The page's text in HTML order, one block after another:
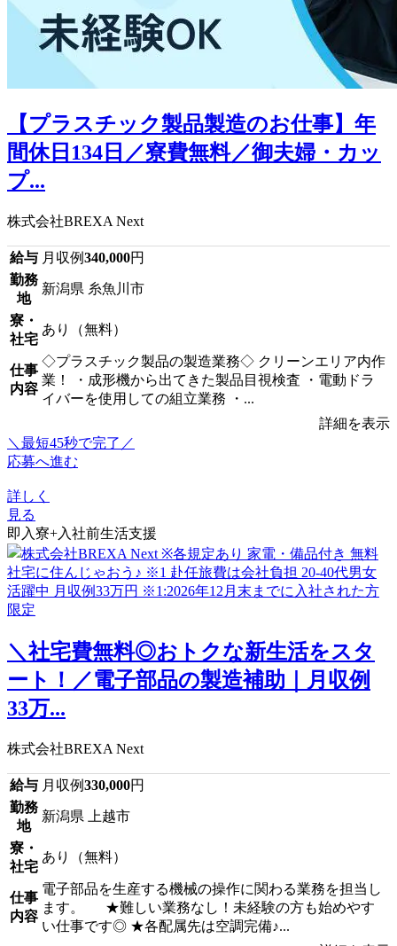
【プラスチック製品製造のお仕事】年
間休日134日／寮費無料／御夫婦・カッ
プ...
株式会社BREXA Next
給与 月収例340,000円
勤務
地
新潟県 糸魚川市
寮・
社宅
あり（無料）
仕事
内容
◇プラスチック製品の製造業務◇ クリーンエリア内作
業！ ・成形機から出てきた製品目視検査 ・電動ドラ
イバーを使用しての組立業務 ・...
詳細を表示
＼最短45秒で完了／
応募へ進む
詳しく
見る
即入寮+入社前生活支援
＼社宅費無料◎おトクな新生活をスタ
ート！／電子部品の製造補助｜月収例
33万...
株式会社BREXA Next
給与 月収例330,000円
勤務
地
新潟県 上越市
寮・
社宅
あり（無料）
仕事
内容
電子部品を生産する機械の操作に関わる業務を担当し
ます。 ★難しい業務なし！未経験の方も始めやす
い仕事です◎ ★各配属先は空調完備♪...